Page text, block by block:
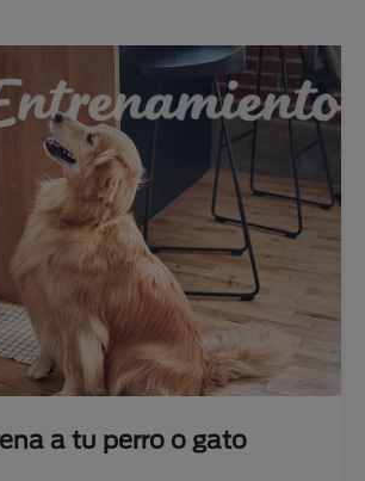
Next
a tu perro o gato